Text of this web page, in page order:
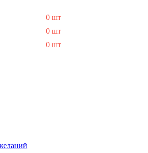
0 шт
0 шт
0 шт